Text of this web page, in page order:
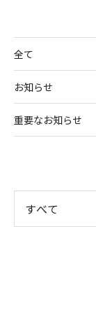
ジ
送
り
全て
お知らせ
重要なお知らせ